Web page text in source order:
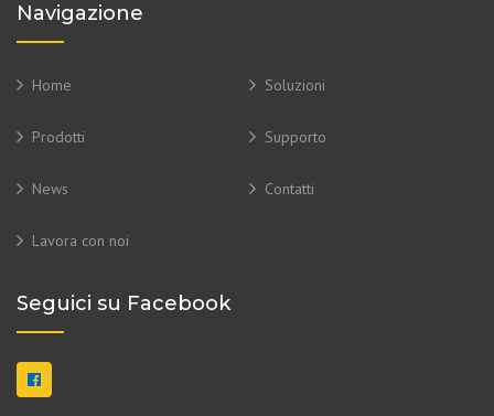
Navigazione
Home Soluzioni
Prodotti Supporto
News Contatti
Lavora con noi
Seguici su Facebook